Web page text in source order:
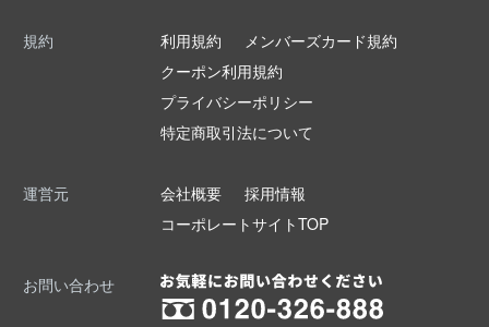
規約 利用規約
メンバーズカード規約
クーポン利用規約
プライバシーポリシー
特定商取引法について
運営元 会社概要
採用情報
コーポレートサイトTOP
お問い合わせ